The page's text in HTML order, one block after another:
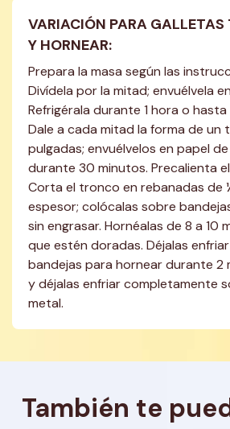
VARIACIÓN PARA GALLETAS
Y HORNEAR:
Prepara la masa según las
Divídela por la mitad; envuélvela
Refrigérala durante 1 hora o
Dale a cada mitad la forma de un
pulgadas; envuélvelos en papel
durante 30 minutos. Precalienta
Corta el tronco en rebanadas de
espesor; colócalas sobre
sin engrasar. Hornéalas de 8 a 10
que estén doradas. Déjalas
bandejas para hornear durante 2
y déjalas enfriar completamente
metal.
También te